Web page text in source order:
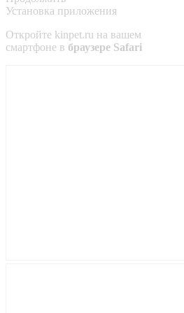
Установка приложения
Откройте kinpet.ru на вашем
смартфоне в браузере Safari